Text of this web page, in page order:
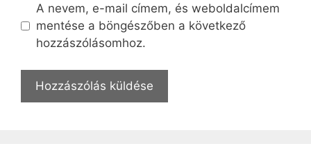
A nevem, e-mail címem, és weboldalcímem
mentése a böngészőben a következő
hozzászólásomhoz.